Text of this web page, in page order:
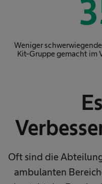
Weniger
Kit-Gruppe gemacht im
Oft sind die
ambulanten